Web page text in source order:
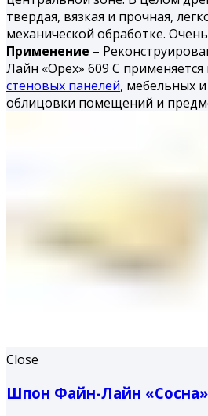
твердая, вязкая и проч­ная,
механической обработке.
Применение –
Лайн «Орех» 609 С
стеновых панелей, мебельных и
облицовки помещений и
Close
Шпон Файн-Лайн «Сосна»